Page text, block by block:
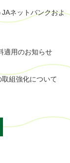
ネットバンクおよ
適用のお知らせ
組強化について